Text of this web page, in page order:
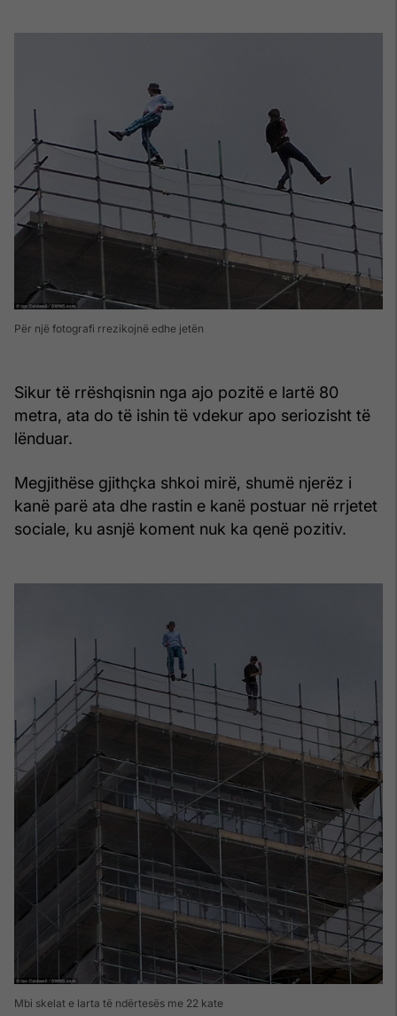
Për një fotografi rrezikojnë edhe jetën
Sikur të rrëshqisnin nga ajo pozitë e lartë 80
metra, ata do të ishin të vdekur apo seriozisht të
lënduar.
Megjithëse gjithçka shkoi mirë, shumë njerëz i
kanë parë ata dhe rastin e kanë postuar në rrjetet
sociale, ku asnjë koment nuk ka qenë pozitiv.
Mbi skelat e larta të ndërtesës me 22 kate